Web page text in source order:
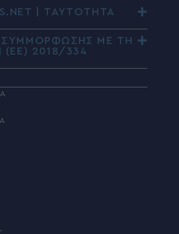
| ΤΑΥΤΟΤΗΤΑ
ΜΕ ΤΗ
(ΕΕ) 2018/334